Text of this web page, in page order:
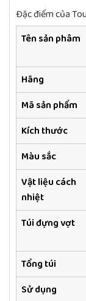
Đặc điểm của
Tên sản phâm
Hãng
Mã sản phẩm
Kích thước
Màu sắc
Vật liệu cách
nhiệt
Túi đựng vợt
Tổng túi
Sử dụng